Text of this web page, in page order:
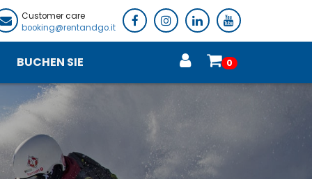
Customer care
booking@rentandgo.it
BUCHEN SIE 0